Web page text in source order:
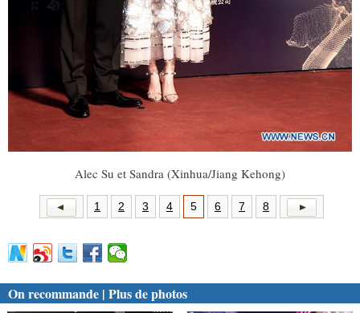
Alec Su et Sandra (Xinhua/Jiang Kehong)
1 2 3 4 5 6 7 8
On recommande | Plus de photos